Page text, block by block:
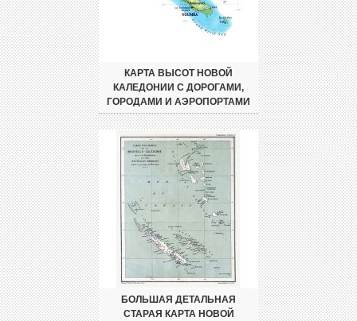
КАРТА ВЫСОТ НОВОЙ
КАЛЕДОНИИ С ДОРОГАМИ,
ГОРОДАМИ И АЭРОПОРТАМИ
БОЛЬШАЯ ДЕТАЛЬНАЯ
СТАРАЯ КАРТА НОВОЙ